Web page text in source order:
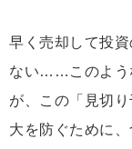
早く売却して投
ない……このよう
が、この「見切
大を防ぐために